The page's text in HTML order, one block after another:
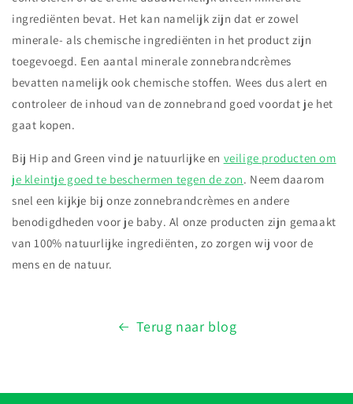
ingrediënten bevat. Het kan namelijk zijn dat er zowel
minerale- als chemische ingrediënten in het product zijn
toegevoegd. Een aantal minerale zonnebrandcrèmes
bevatten namelijk ook chemische stoffen. Wees dus alert en
controleer de inhoud van de zonnebrand goed voordat je het
gaat kopen.
Bij Hip and Green vind je natuurlijke en veilige producten om
je kleintje goed te beschermen tegen de zon. Neem daarom
snel een kijkje bij onze zonnebrandcrèmes en andere
benodigdheden voor je baby. Al onze producten zijn gemaakt
van 100% natuurlijke ingrediënten, zo zorgen wij voor de
mens en de natuur.
Terug naar blog